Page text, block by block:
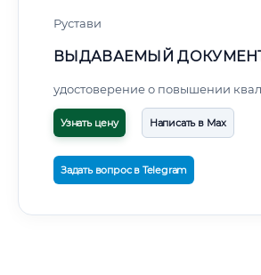
Рустави
ВЫДАВАЕМЫЙ
удостоверение о повышении
Узнать цену Написать в Max
Задать вопрос в Telegram